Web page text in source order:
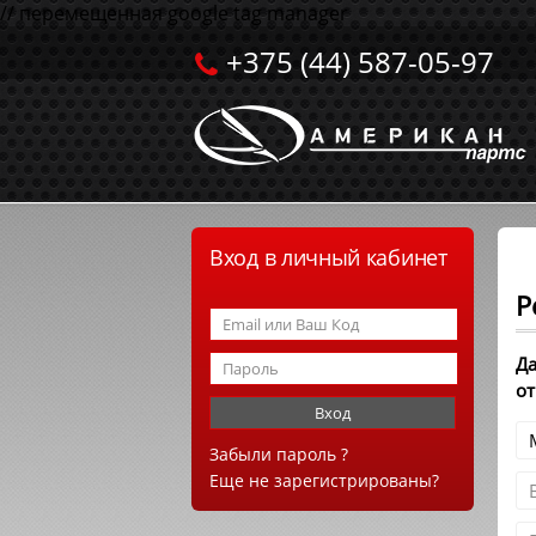
// перемещенная google tag manager
+375 (44) 587-05-97
Вход в личный кабинет
Забыли пароль ?
Еще не зарегистрированы?